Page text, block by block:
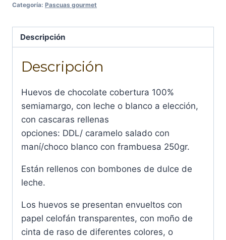
con
rellenas
270g
cantidad
Categoría: Pascuas gourmet
Descripción
Descripción
Huevos de chocolate cobertura 100%
semiamargo, con leche o blanco a elección,
con cascaras rellenas
opciones: DDL/ caramelo salado con
maní/choco blanco con frambuesa 250gr.
Están rellenos con bombones de dulce de
leche.
Los huevos se presentan envueltos con
papel celofán transparentes, con moño de
cinta de raso de diferentes colores, o